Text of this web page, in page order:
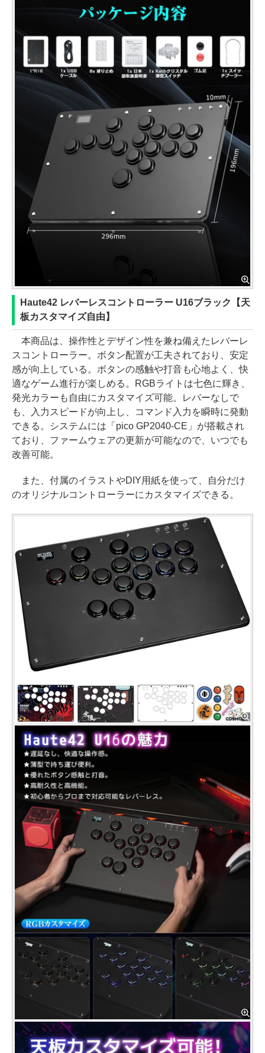
Haute42 レバーレスコントローラー U16ブラック【天
板カスタマイズ自由】
本商品は、操作性とデザイン性を兼ね備えたレバーレ
スコントローラー。ボタン配置が工夫されており、安定
感が向上している。ボタンの感触や打音も心地よく、快
適なゲーム進行が楽しめる。RGBライトは七色に輝き、
発光カラーも自由にカスタマイズ可能。レバーなしで
も、入力スピードが向上し、コマンド入力を瞬時に発動
できる。システムには「pico GP2040-CE」が搭載され
ており、ファームウェアの更新が可能なので、いつでも
改善可能。
また、付属のイラストやDIY用紙を使って、自分だけ
のオリジナルコントローラーにカスタマイズできる。